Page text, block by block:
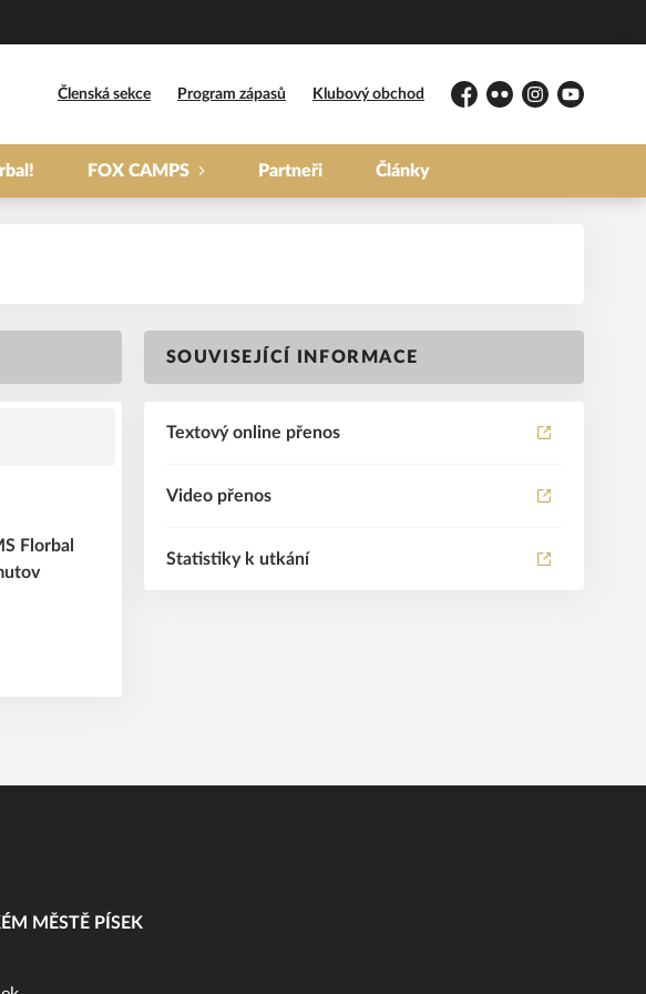
Členská sekce Program zápasů Klubový obchod
Facebook
FlickrInstagramYouTube
FOX CAMPS Partneři Články
SOUVISEJÍCÍ INFORMACE
Textový online přenos
Video přenos
Statistiky k utkání
MĚSTĚ PÍSEK